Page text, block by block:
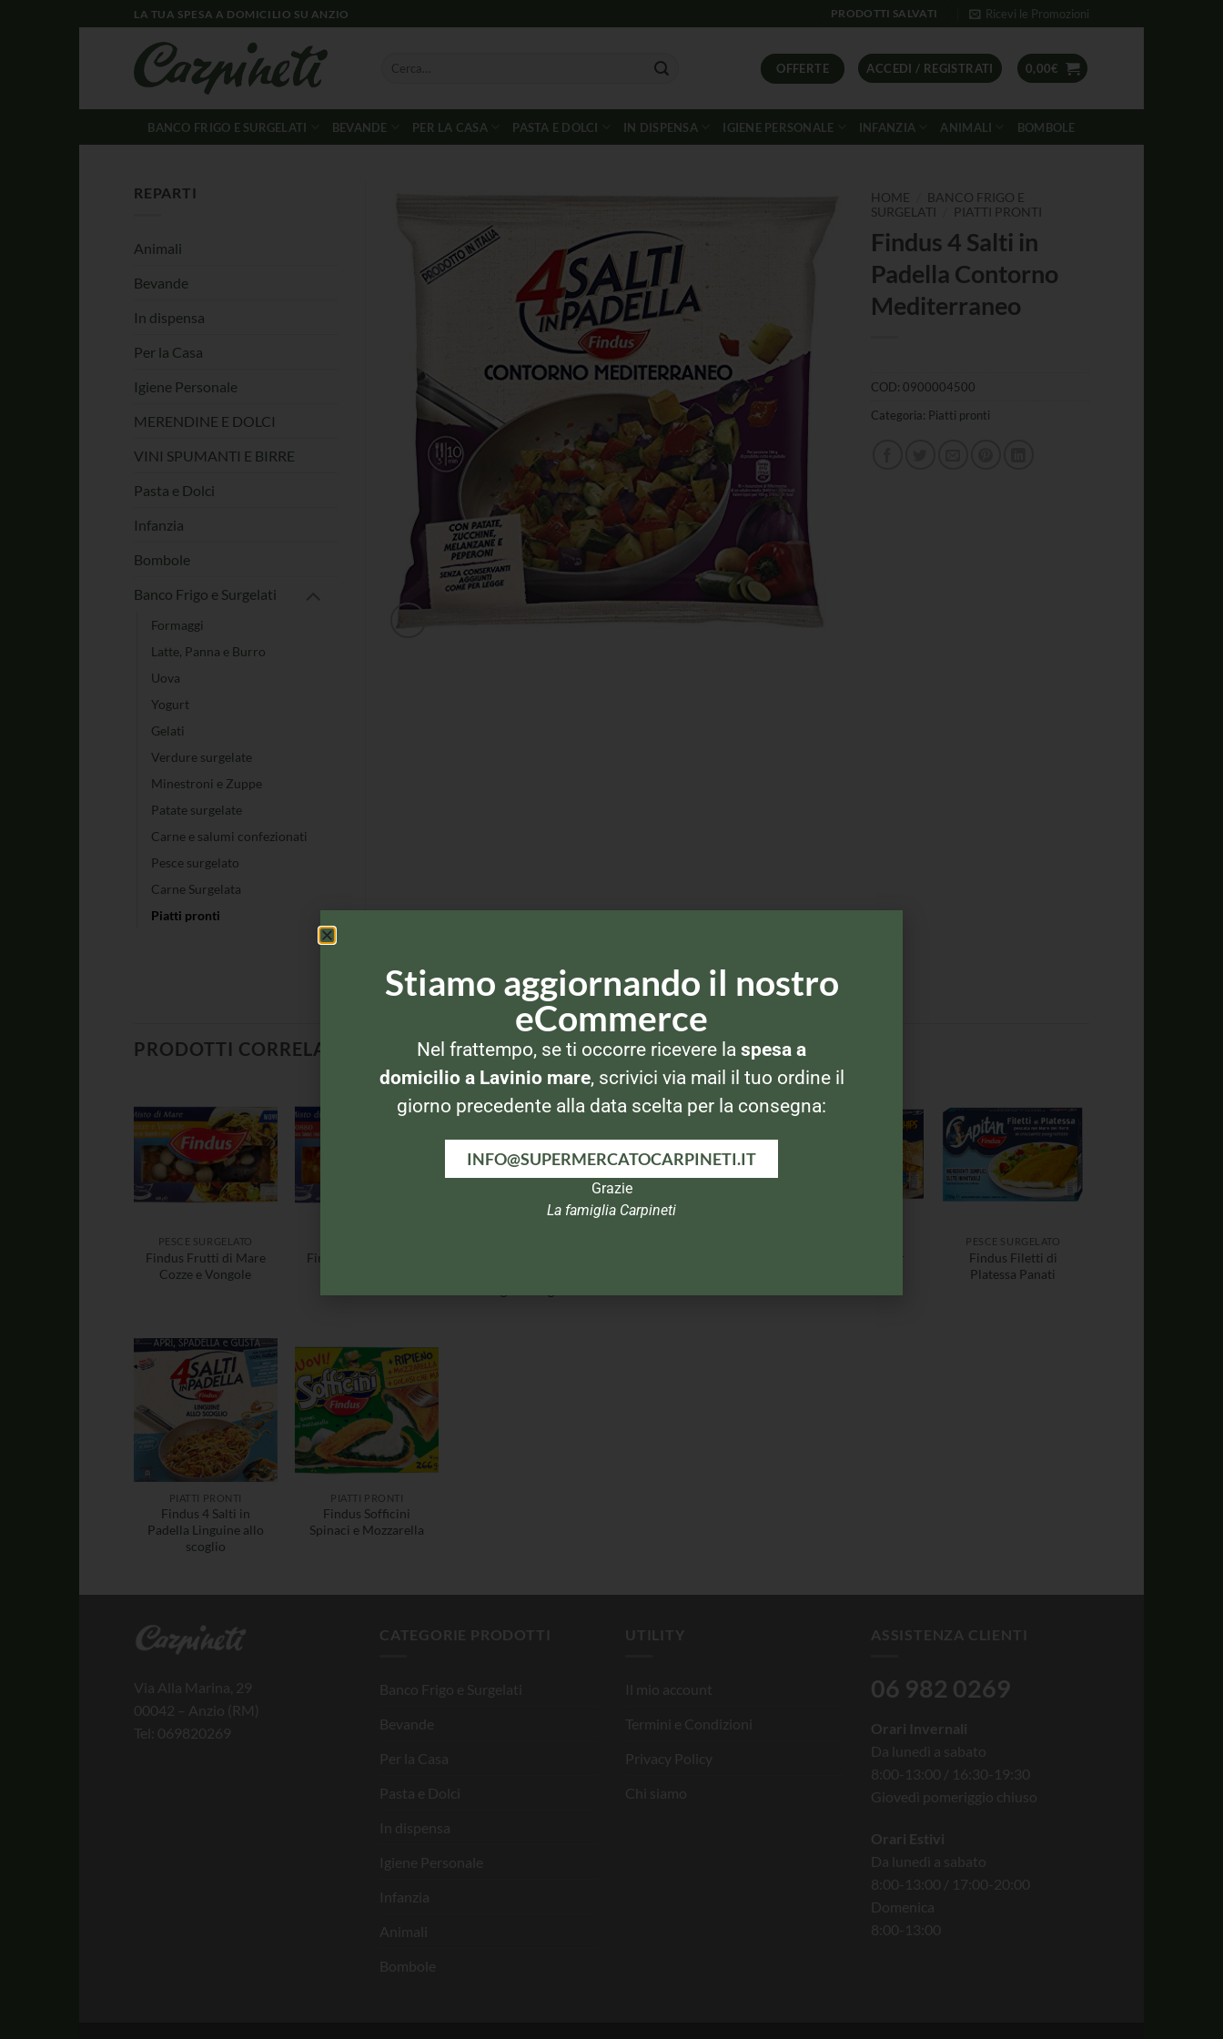
LA TUA SPESA A DOMICILIO SU ANZIO PRODOTTI SALVATI Ricevi le Promozioni
OFFERTE ACCEDI / REGISTRATI 0,00€
BANCO FRIGO E SURGELATI BEVANDE PER LA CASA PASTA E DOLCI IN DISPENSA IGIENE PERSONALE INFANZIA ANIMALI BOMBOLE
HOME
BANCO FRIGO E
SURGELATI
PIATTI PRONTI
Findus 4 Salti in
Padella Contorno
Mediterraneo
COD: 0900004500
Categoria: Piatti pronti
REPARTI
Animali
Bevande
In dispensa
Per la Casa
Igiene Personale
MERENDINE E DOLCI
VINI SPUMANTI E BIRRE
Pasta e Dolci
Infanzia
Bombole
Banco Frigo e Surgelati
Formaggi
Latte, Panna e Burro
Uova
Yogurt
Gelati
Verdure surgelate
Minestroni e Zuppe
Patate surgelate
Carne e salumi confezionati
Pesce surgelato
Carne Surgelata
Piatti pronti
PRODOTTI CORRELATI
PESCE SURGELATO
Findus Frutti di Mare
Cozze e Vongole
Findus Frutti di Mare
Findus Fish Burger
PESCE SURGELATO
Findus Filetti di
Platessa Panati
PIATTI PRONTI
Findus 4 Salti in
Padella Linguine allo
scoglio
PIATTI PRONTI
Findus Sofficini
Spinaci e Mozzarella
Via Alla Marina, 29
00042 – Anzio (RM)
Tel: 069820269
CATEGORIE PRODOTTI
Banco Frigo e Surgelati
Bevande
Per la Casa
Pasta e Dolci
In dispensa
Igiene Personale
Infanzia
Animali
Bombole
UTILITY
Il mio account
Termini e Condizioni
Privacy Policy
Chi siamo
ASSISTENZA CLIENTI
06 982 0269
Orari Invernali
Da lunedì a sabato
8:00-13:00 / 16:30-19:30
Giovedì pomeriggio chiuso
Orari Estivi
Da lunedì a sabato
8:00-13:00 / 17:00-20:00
Domenica
8:00-13:00
Stiamo aggiornando il nostro
eCommerce
Nel frattempo, se ti occorre ricevere la spesa a
domicilio a Lavinio mare, scrivici via mail il tuo ordine il
giorno precedente alla data scelta per la consegna:
INFO@SUPERMERCATOCARPINETI.IT
Grazie
La famiglia Carpineti